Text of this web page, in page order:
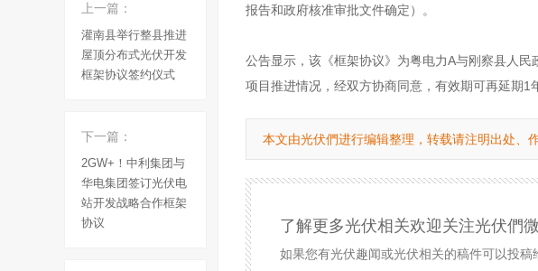
上一篇：
灌南县举行整县推进
屋顶分布式光伏开发
框架协议签约仪式
下一篇：
2GW+！中利集团与
华电集团签订光伏电
站开发战略合作框架
协议
报告和政府核准审批文件确定）。
公告显示，该《框架协议》为粤电力A与刚察县人
项目推进情况，经双方协商同意，有效期可再延期1
本文由光伏們进行编辑整理，转载请注明出处、
了解更多光伏相关欢迎关注光伏們
如果您有光伏趣闻或光伏相关的稿件可以投